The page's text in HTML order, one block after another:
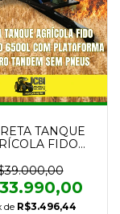
TANQUE
FIDO
PLATAFORMA
TANDEM
PNEUS NOVA
de R$3.496,44